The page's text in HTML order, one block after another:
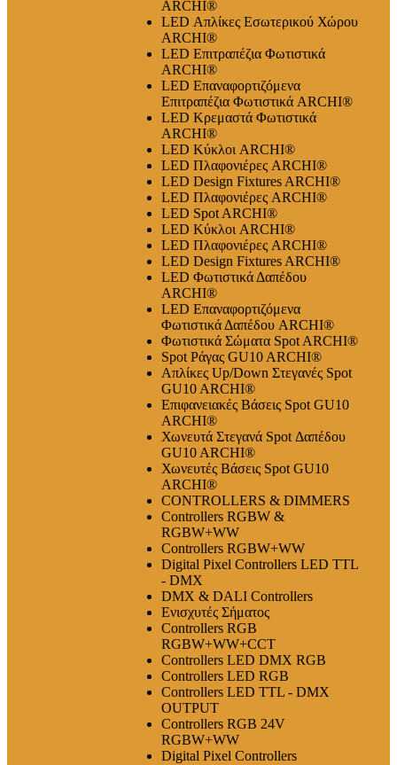
ARCHI®
LED Απλίκες Εσωτερικού Χώρου
ARCHI®
LED Επιτραπέζια Φωτιστικά
ARCHI®
LED Επαναφορτιζόμενα
Επιτραπέζια Φωτιστικά ARCHI®
LED Κρεμαστά Φωτιστικά
ARCHI®
LED Κύκλοι ARCHI®
LED Πλαφονιέρες ARCHI®
LED Design Fixtures ARCHI®
LED Πλαφονιέρες ARCHI®
LED Spot ARCHI®
LED Κύκλοι ARCHI®
LED Πλαφονιέρες ARCHI®
LED Design Fixtures ARCHI®
LED Φωτιστικά Δαπέδου
ARCHI®
LED Επαναφορτιζόμενα
Φωτιστικά Δαπέδου ARCHI®
Φωτιστικά Σώματα Spot ARCHI®
Spot Ράγας GU10 ARCHI®
Απλίκες Up/Down Στεγανές Spot
GU10 ARCHI®
Επιφανειακές Βάσεις Spot GU10
ARCHI®
Χωνευτά Στεγανά Spot Δαπέδου
GU10 ARCHI®
Χωνευτές Βάσεις Spot GU10
ARCHI®
CONTROLLERS & DIMMERS
Controllers RGBW &
RGBW+WW
Controllers RGBW+WW
Digital Pixel Controllers LED TTL
- DMX
DMX & DALI Controllers
Ενισχυτές Σήματος
Controllers RGB
RGBW+WW+CCT
Controllers LED DMX RGB
Controllers LED RGB
Controllers LED TTL - DMX
OUTPUT
Controllers RGB 24V
RGBW+WW
Digital Pixel Controllers